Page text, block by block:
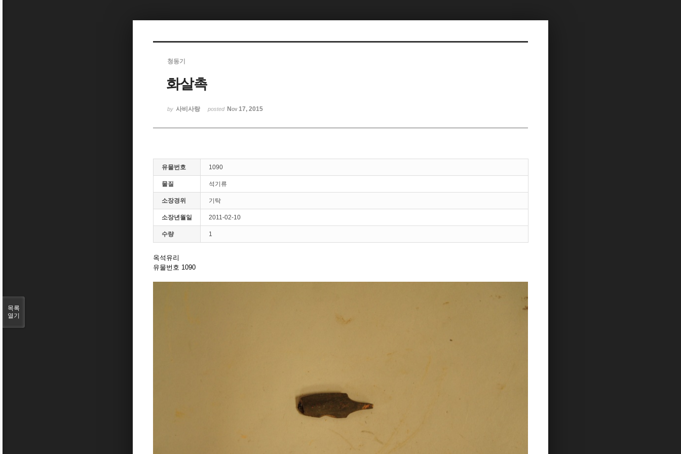
청동기
화살촉
by 사비사랑 posted Nov 17, 2015
유물번호 1090
물질 석기류
소장경위 기탁
소장년월일 2011-02-10
수량 1
옥석유리
유물번호 1090
목록
열기
Sketchbook5, 스케치북5
Sketchbook5, 스케치북5